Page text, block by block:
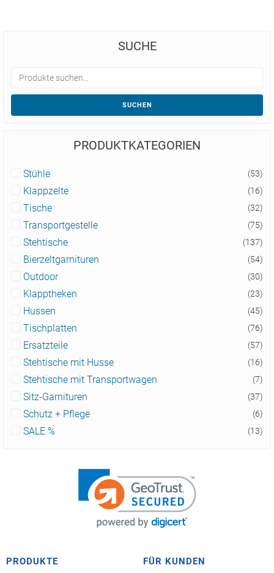
SUCHE
SUCHEN
PRODUKTKATEGORIEN
Stühle (53)
Klappzelte (16)
Tische (32)
Transportgestelle (75)
Stehtische (137)
Bierzeltgarnituren (54)
Outdoor (30)
Klapptheken (23)
Hussen (45)
Tischplatten (76)
Ersatzteile (57)
Stehtische mit Husse (16)
Stehtische mit Transportwagen (7)
Sitz-Garnituren (37)
Schutz + Pflege (6)
SALE % (13)
PRODUKTE FÜR KUNDEN